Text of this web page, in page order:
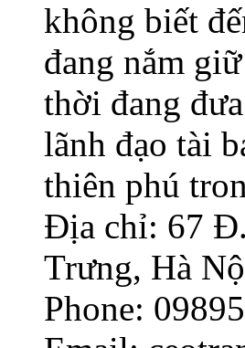
không biết
đang nắm
thời đang
lãnh đạo tài
thiên phú
Địa chỉ: 67
Trưng, Hà
Phone: